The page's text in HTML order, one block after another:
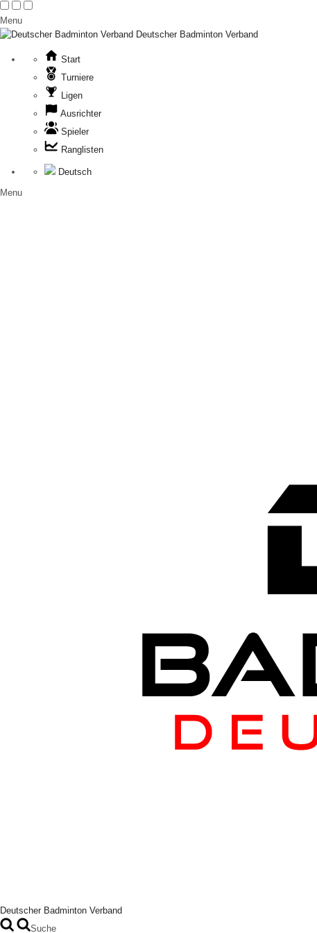
Menu
Deutscher Badminton Verband
Start
Turniere
Ligen
Ausrichter
Spieler
Ranglisten
Deutsch
Menu
Deutscher Badminton Verband
Suche